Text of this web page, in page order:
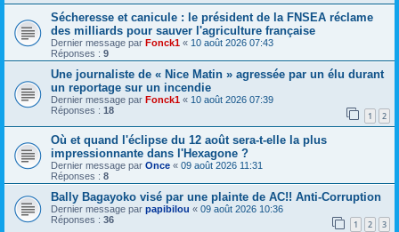
Sécheresse et canicule : le président de la FNSEA réclame
des milliards pour sauver l'agriculture française
Dernier message par Fonck1 « 10 août 2026 07:43
Réponses : 9
Une journaliste de « Nice Matin » agressée par un élu durant
un reportage sur un incendie
Dernier message par Fonck1 « 10 août 2026 07:39
Réponses : 18 1 2
Où et quand l'éclipse du 12 août sera-t-elle la plus
impressionnante dans l'Hexagone ?
Dernier message par Once « 09 août 2026 11:31
Réponses : 8
Bally Bagayoko visé par une plainte de AC!! Anti-Corruption
Dernier message par papibilou « 09 août 2026 10:36
Réponses : 36 1 2 3